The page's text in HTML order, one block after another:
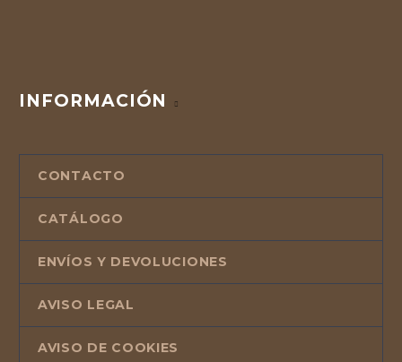
INFORMACIÓN
CONTACTO
CATÁLOGO
ENVÍOS Y DEVOLUCIONES
AVISO LEGAL
AVISO DE COOKIES